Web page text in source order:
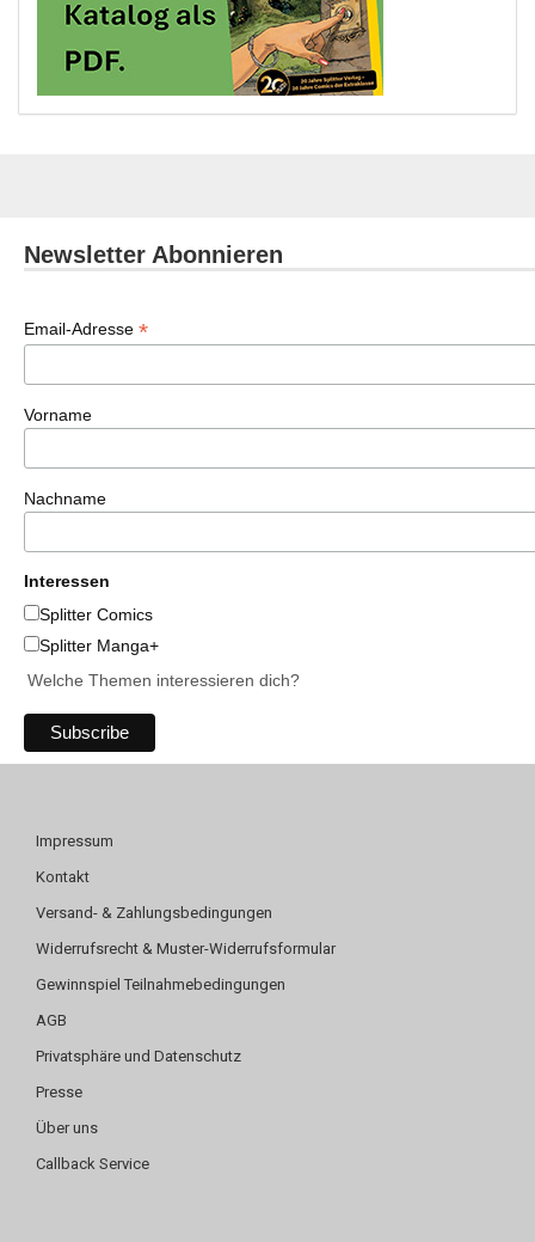
Newsletter Abonnieren
Email-Adresse *
Vorname
Nachname
Interessen
Splitter Comics
Splitter Manga+
Welche Themen interessieren dich?
Impressum
Kontakt
Versand- & Zahlungsbedingungen
Widerrufsrecht & Muster-Widerrufsformular
Gewinnspiel Teilnahmebedingungen
AGB
Privatsphäre und Datenschutz
Presse
Über uns
Callback Service